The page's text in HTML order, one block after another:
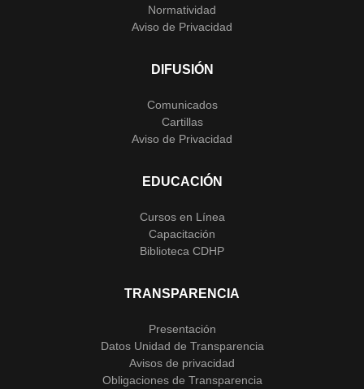
Normatividad
Aviso de Privacidad
DIFUSIÓN
Comunicados
Cartillas
Aviso de Privacidad
EDUCACIÓN
Cursos en Línea
Capacitación
Biblioteca CDHP
TRANSPARENCIA
Presentación
Datos Unidad de Transparencia
Avisos de privacidad
Obligaciones de Transparencia